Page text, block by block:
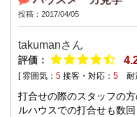
投稿：2017/04/05
takumanさん
評価：
[ 雰囲気： 5 接客・対応： 5 耐
打合せの際のスタッフの
ルハウスでの打合せも数